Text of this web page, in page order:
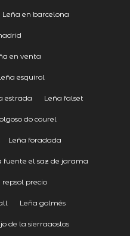
Leña en barcelona
en venta
esquirol
estrada Leña falset
do courel
Leña foradada
fuente el saz de jarama
precio
Leña golmés
de la sierraaoslos